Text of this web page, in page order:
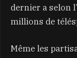
dernier a selon
millions de
Même les